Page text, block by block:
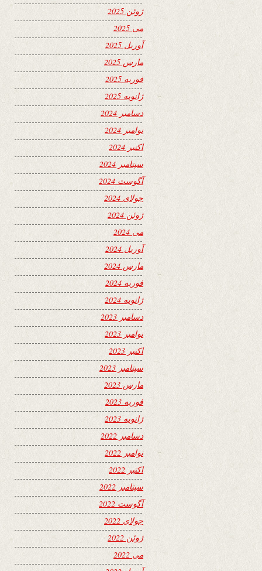
ژوئن 2025
می 2025
آوریل 2025
مارس 2025
فوریه 2025
ژانویه 2025
دسامبر 2024
نوامبر 2024
اکتبر 2024
سپتامبر 2024
آگوست 2024
جولای 2024
ژوئن 2024
می 2024
آوریل 2024
مارس 2024
فوریه 2024
ژانویه 2024
دسامبر 2023
نوامبر 2023
اکتبر 2023
سپتامبر 2023
مارس 2023
فوریه 2023
ژانویه 2023
دسامبر 2022
نوامبر 2022
اکتبر 2022
سپتامبر 2022
آگوست 2022
جولای 2022
ژوئن 2022
می 2022